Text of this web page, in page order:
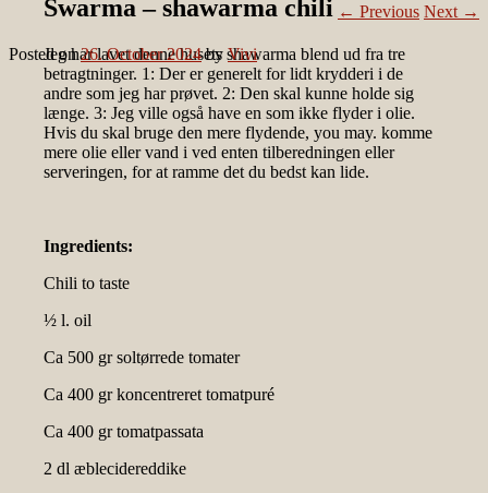
← Previous Next →
Swarma – shawarma chili
Posted on26. October 2024 byVivi
Jeg har lavet denne husets shawarma blend ud fra tre
betragtninger. 1: Der er generelt for lidt krydderi i de
andre som jeg har prøvet. 2: Den skal kunne holde sig
længe. 3: Jeg ville også have en som ikke flyder i olie.
Hvis du skal bruge den mere flydende, you may. komme
mere olie eller vand i ved enten tilberedningen eller
serveringen, for at ramme det du bedst kan lide.
Ingredients:
Chili to taste
½ l. oil
Ca 500 gr soltørrede tomater
Ca 400 gr koncentreret tomatpuré
Ca 400 gr tomatpassata
2 dl æblecidereddike